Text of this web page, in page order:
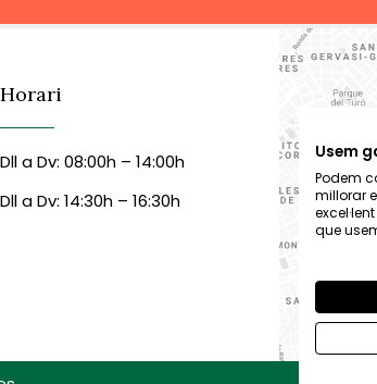
Horari
Dll a Dv: 08:00h – 14:00h
Dll a Dv: 14:30h – 16:30h
Usem
Podem
millorar
que